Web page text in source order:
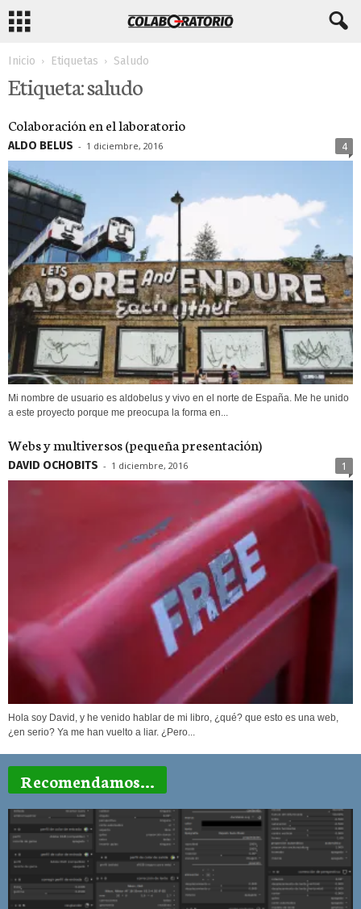
Inicio Etiquetas Saludo
Etiqueta: saludo
Colaboración en el laboratorio
ALDO BELUS - 1 diciembre, 2016 4
Mi nombre de usuario es aldobelus y vivo en el norte de España. Me he unido
a este proyecto porque me preocupa la forma en...
Webs y multiversos (pequeña presentación)
DAVID OCHOBITS - 1 diciembre, 2016 1
Hola soy David, y he venido hablar de mi libro, ¿qué? que esto es una web,
¿en serio? Ya me han vuelto a liar. ¿Pero...
Recomendamos...